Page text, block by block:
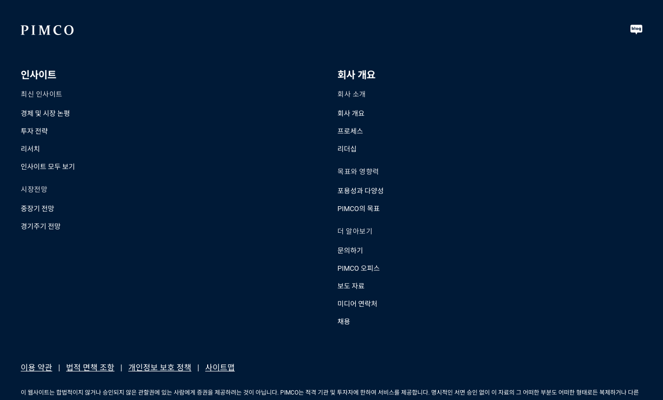
인사이트
최신 인사이트
경제 및 시장 논평
투자 전략
리서치
인사이트 모두 보기
시장전망
중장기 전망
경기주기 전망
회사 개요
회사 소개
회사 개요
프로세스
리더십
목표와 영향력
포용성과 다양성
PIMCO의 목표
더 알아보기
문의하기
PIMCO 오피스
보도 자료
미디어 연락처
채용
이용 약관 법적 면책 조항 개인정보 보호 정책 사이트맵
이 웹사이트는 합법적이지 않거나 승인되지 않은 관할권에 있는 사람에게 증권을 제공하려는 것이 아닙니다. PIMCO는 적격 기관 및 투자자에 한하여 서비스를 제공합니다. 명시적인 서면 승인 없이 이 자료의 그 어떠한 부분도 어떠한 형태로든 복제하거나 다른